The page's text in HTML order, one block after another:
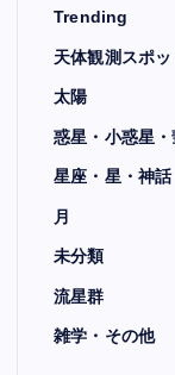
Trending
天体観測スポッ
太陽
惑星・小惑星・
星座・星・神話
月
未分類
流星群
雑学・その他